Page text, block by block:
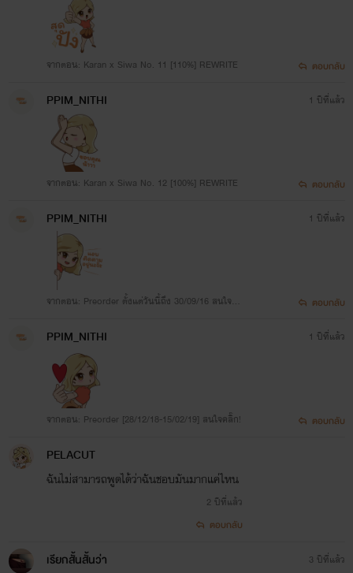
จากตอน: Karan x Siwa No. 11 [110%] REWRITE ตอบกลับ
PPIM_NITHI
จากตอน: Karan x Siwa No. 12 [100%] REWRITE
1 ปีที่แล้ว
ตอบกลับ
PPIM_NITHI
จากตอน: Preorder ตั้งแต่วันนี้ถึง 30/09/16 สนใจคลิ๊
1 ปีที่แล้ว
ตอบกลับ
PPIM_NITHI
จากตอน: Preorder [28/12/18-15/02/19] สนใจคลิ๊ก!
1 ปีที่แล้ว
ตอบกลับ
PELACUT
ฉันไม่สามารถพูดได้ว่าฉันชอบมันมากแค่ไหน
2 ปีที่แล้ว
ตอบกลับ
เรียกสั้นสั้นว่า 3 ปีที่แล้ว